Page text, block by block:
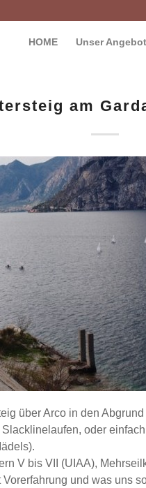
HOME Unser Angebot
am
über Arco in den
oder
V bis VII (UIAA),
und was uns